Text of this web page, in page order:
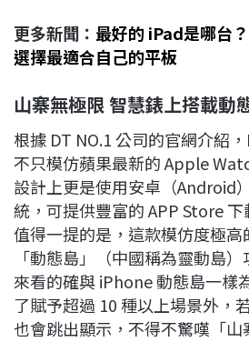
更多新聞： 最好的 iPad是哪台
選擇最適合自己的平板
山寨無極限 智慧錶上搭載動
根據 DT NO.1 公司的官網介紹
不只模仿蘋果最新的 Apple
設計上更是使用安卓（Android
統，可提供豐富的 APP Store
值得一提的是，這款模仿度極
「動態島」（中國稱為靈動島
來看的確與 iPhone 動態島一樣
了賦予超過 10 種以上場景外，
也會跳出顯示，不得不驚嘆「山